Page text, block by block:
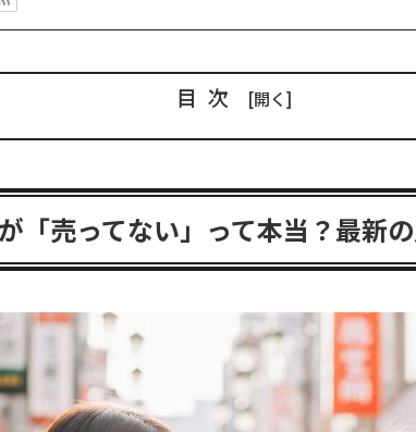
目次
「売ってない」って本当？最新